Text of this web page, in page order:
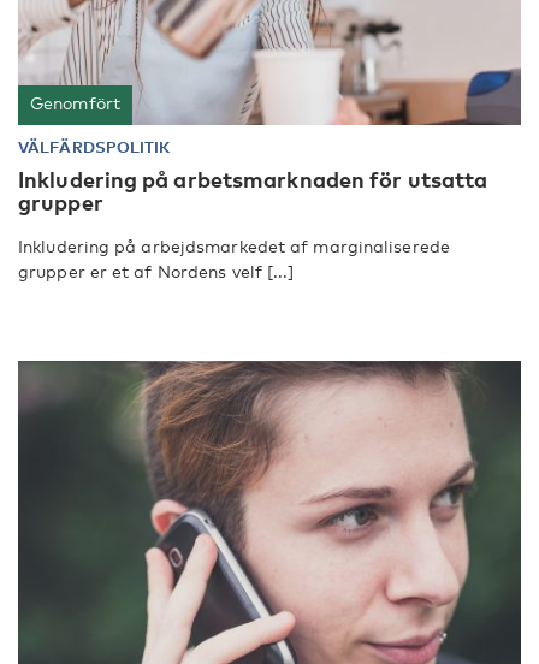
Genomfört
VÄLFÄRDSPOLITIK
Inkludering på arbetsmarknaden för utsatta
grupper
Inkludering på arbejdsmarkedet af marginaliserede
grupper er et af Nordens velf [...]